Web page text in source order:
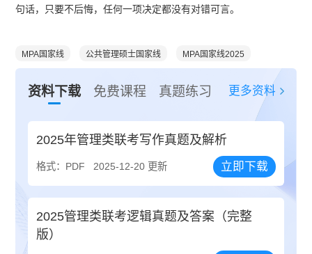
句话，只要不后悔，任何一项决定都没有对错可言。
MPA国家线 公共管理硕士国家线 MPA国家线2025
资料下载 免费课程 真题练习 更多资料
2025年管理类联考写作真题及解析
格式：PDF 2025-12-20 更新 立即下载
2025管理类联考逻辑真题及答案（完整
版）